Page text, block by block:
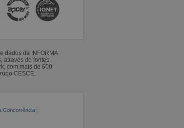
dados da INFORMA
através de fontes
com mais de 600
CESCE,
Concorrência